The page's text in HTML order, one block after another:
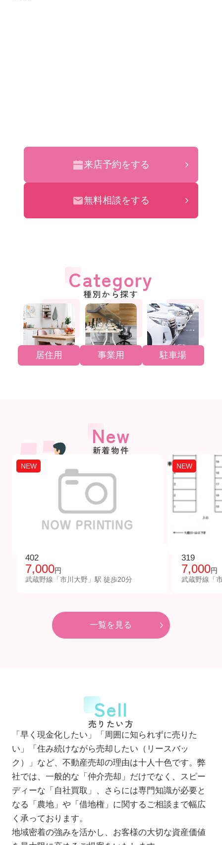
来店予約をする
無料相談をする
Category
種別から探す
居住用 事業用 駐車場
New
新着物件
NEW
402
7,000円
武蔵野線「市川大野」駅 徒歩20分
NEW
319
7,000円
武蔵野線「
一覧を見る
Sell
売りたい方
「早く現金化したい」「周囲に知られずに売りた
い」「住み続けながら売却したい（リースバッ
ク）」など、不動産売却の理由は十人十色です。弊
社では、一般的な「仲介売却」だけでなく、スピー
ディーな「自社買取」、さらには専門知識が必要と
なる「農地」や「借地権」に関するご相談まで幅広
く承っております。
地域密着の強みを活かし、お客様の大切な資産価値